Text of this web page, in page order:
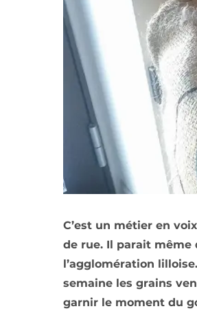
C’est un métier en
de rue. Il parait même
l’agglomération
semaine les grains
garnir le moment du